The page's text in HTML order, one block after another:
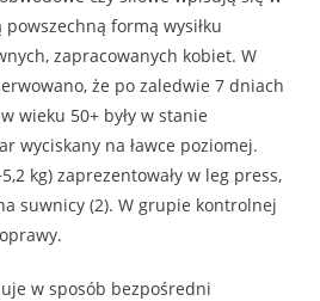
formą wysiłku
zapracowanych kobiet. W
że po zaledwie 7 dniach
wieku 50+ były w stanie
wyciskany na ławce poziomej.
kg) zaprezentowały w leg press,
suwnicy (2). W grupie kontrolnej
w sposób bezpośredni